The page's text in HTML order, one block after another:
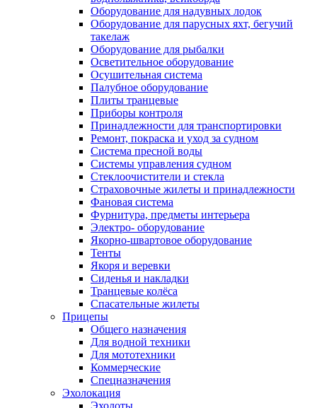
Оборудование для надувных лодок
Оборудование для парусных яхт, бегучий
такелаж
Оборудование для рыбалки
Осветительное оборудование
Осушительная система
Палубное оборудование
Плиты транцевые
Приборы контроля
Принадлежности для транспортировки
Ремонт, покраска и уход за судном
Система пресной воды
Системы управления судном
Стеклоочистители и стекла
Страховочные жилеты и принадлежности
Фановая система
Фурнитура, предметы интерьера
Электро- оборудование
Якорно-швартовое оборудование
Тенты
Якоря и веревки
Сиденья и накладки
Транцевые колёса
Спасательные жилеты
Прицепы
Общего назначения
Для водной техники
Для мототехники
Коммерческие
Спецназначения
Эхолокация
Эхолоты